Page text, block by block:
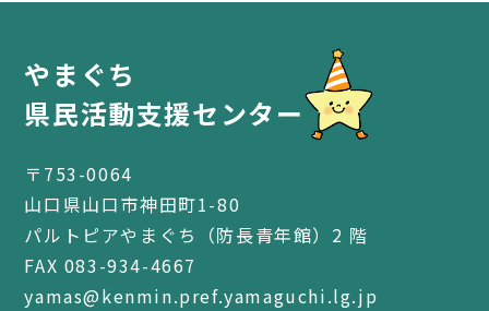
やまぐち
県民活動支援センター
〒753-0064
山口県山口市神田町1-80
パルトピアやまぐち（防長青年館）2 階
FAX 083-934-4667
yamas@kenmin.pref.yamaguchi.lg.jp